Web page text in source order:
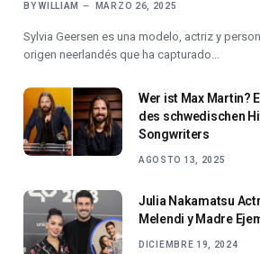
BY WILLIAM MARZO 26, 2025
Sylvia Geersen es una modelo, actriz y
origen neerlandés que ha capturado…
Wer ist Max Martin?
des schwedischen
Songwriters
AGOSTO 13, 2025
Julia Nakamatsu
Melendi y Madre
DICIEMBRE 19, 2024